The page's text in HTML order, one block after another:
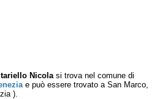
Nicolasi trova nel comune di
e può essere trovato a San Marco,
).